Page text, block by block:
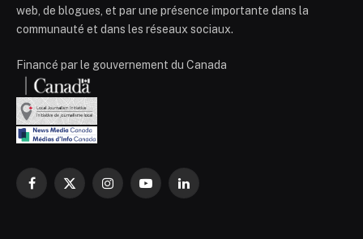
web, de blogues, et par une présence importante dans la
communauté et dans les réseaux sociaux.
Financé par le gouvernement du Canada
Facebook
X
InstagramYouTubeLinkedIn